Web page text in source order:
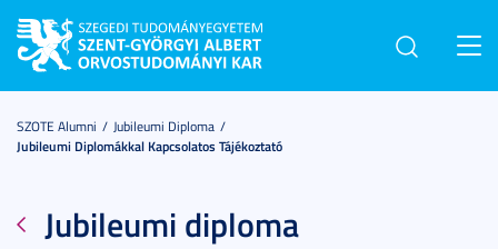
SZOTE Alumni
Jubileumi Diploma
Jubileumi Diplomákkal Kapcsolatos Tájékoztató
Jubileumi diploma